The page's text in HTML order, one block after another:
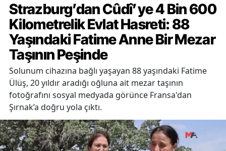
Strazburg’dan Cûdî’ye 4 Bin 600
Kilometrelik Evlat Hasreti: 88
Yaşındaki Fatime Anne Bir Mezar
Taşının Peşinde
Solunum cihazına bağlı yaşayan 88 yaşındaki Fatime
Ülüş, 20 yıldır aradığı oğluna ait mezar taşının
fotoğrafını sosyal medyada görünce Fransa'dan
Şırnak’a doğru yola çıktı.